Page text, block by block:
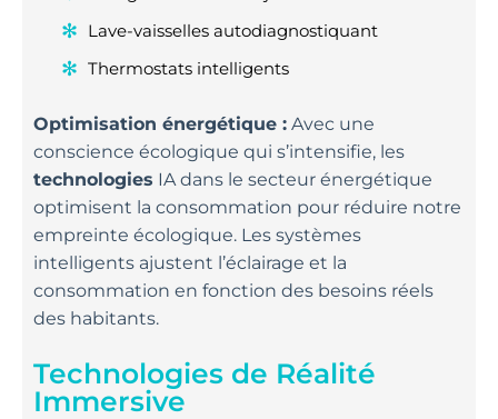
Lave-vaisselles autodiagnostiquant
Thermostats intelligents
Optimisation énergétique : Avec une
conscience écologique qui s’intensifie, les
technologies IA dans le secteur énergétique
optimisent la consommation pour réduire notre
empreinte écologique. Les systèmes
intelligents ajustent l’éclairage et la
consommation en fonction des besoins réels
des habitants.
Technologies de Réalité
Immersive